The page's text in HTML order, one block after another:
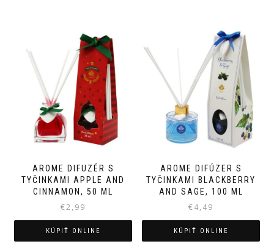
AROME DIFUZÉR S
TYČINKAMI APPLE AND
CINNAMON, 50 ML
€2,99
KÚPIŤ ONLINE
AROME DIFÚZER S
TYČINKAMI BLACKBERRY
AND SAGE, 100 ML
€4,49
KÚPIŤ ONLINE